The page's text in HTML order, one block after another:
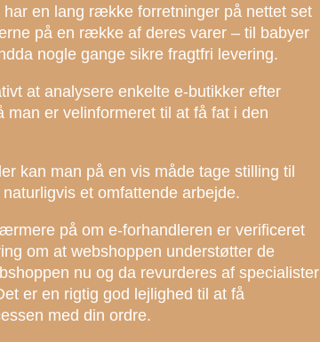
en lang række forretninger på nettet set
på en række af deres varer – til babyer
nogle gange sikre fragtfri levering.
at analysere enkelte e-butikker efter
er velinformeret til at få fat i den
kan man på en vis måde tage stilling til
et omfattende arbejde.
på om e-forhandleren er verificeret
om at webshoppen understøtter de
nu og da revurderes af specialister
er en rigtig god lejlighed til at få
med din ordre.